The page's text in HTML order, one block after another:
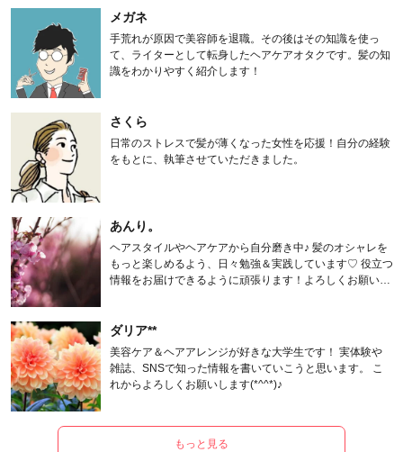
メガネ
手荒れが原因で美容師を退職。その後はその知識を使っ
て、ライターとして転身したヘアケアオタクです。髪の知
識をわかりやすく紹介します！
さくら
日常のストレスで髪が薄くなった女性を応援！自分の経験
をもとに、執筆させていただきました。
あんり。
ヘアスタイルやヘアケアから自分磨き中♪ 髪のオシャレを
もっと楽しめるよう、日々勉強＆実践しています♡ 役立つ
情報をお届けできるように頑張ります！よろしくお願いし
ダリア**
美容ケア＆ヘアアレンジが好きな大学生です！ 実体験や
雑誌、SNSで知った情報を書いていこうと思います。 こ
れからよろしくお願いします(*^^*)♪
もっと見る